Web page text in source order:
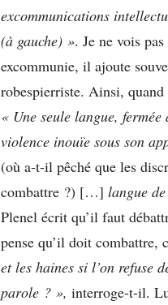
excommunications
(à gauche) ». Je ne vois
excommunie, il ajoute
robespierriste. Ainsi,
« Une seule langue,
violence inouïe sous son
(où a-t-il pêché que les
combattre ?) […] langue
Plenel écrit qu’il faut
pense qu’il doit combattre,
et les haines si l’on refuse
parole ? », interroge-t-il.